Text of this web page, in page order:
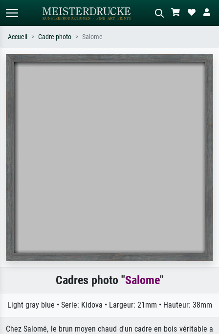
Recherche standard Recherche d'images IA
Accueil Cadre photo Salome
Cadres photo "Salome"
Light gray blue • Serie: Kidova • Largeur: 21mm • Hauteur: 38mm
Chez Salomé, le brun moyen chaud d'un cadre en bois véritable a